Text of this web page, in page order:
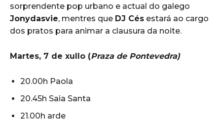
sorprendente pop urbano e actual do galego
Jonydasvie, mentres que DJ Cés estará ao cargo
dos pratos para animar a clausura da noite.
Martes, 7 de xullo (Praza de Pontevedra)
20.00h Paola
20.45h Saia Santa
21.00h arde